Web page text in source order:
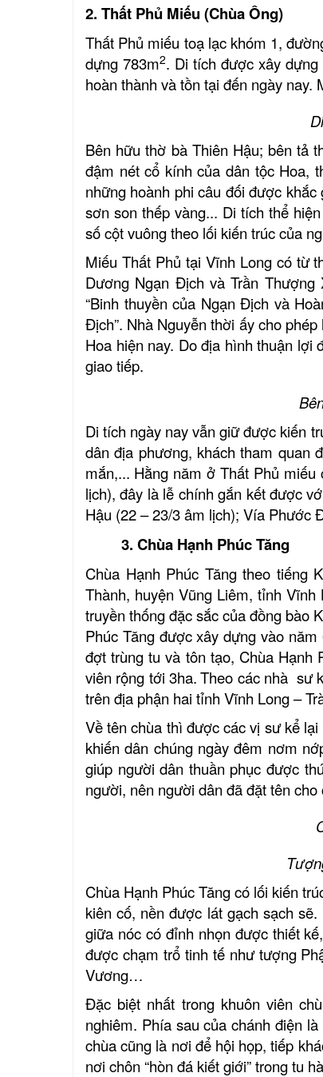
2. Thất Phủ Miếu (Chùa Ông)
Thất Phủ miếu toạ lạc khóm 1,
dựng 783m2. Di tích được xây
hoàn thành và tồn tại đến ngày
Bên hữu thờ bà Thiên Hậu; bên tả
đậm nét cổ kính của dân tộc Hoa,
những hoành phi câu đối được
sơn son thếp vàng... Di tích thể
số cột vuông theo lối kiến trúc của
Miếu Thất Phủ tại Vĩnh Long có từ
Dương Ngạn Địch và Trần
“Binh thuyền của Ngạn Địch và
Địch”. Nhà Nguyễn thời ấy cho
Hoa hiện nay. Do địa hình thuận
giao tiếp.
Di tích ngày nay vẫn giữ được kiến
dân địa phương, khách tham quan
mắn,... Hằng năm ở Thất Phủ
lịch), đây là lễ chính gắn kết được
Hậu (22 – 23/3 âm lịch); Vía Phước
3. Chùa Hạnh Phúc Tăng
Chùa Hạnh Phúc Tăng theo tiếng
Thành, huyện Vũng Liêm, tỉnh
truyền thống đặc sắc của đồng bào
Phúc Tăng được xây dựng vào
đợt trùng tu và tôn tạo, Chùa Hạnh
viên rộng tới 3ha. Theo các nhà sư
trên địa phận hai tỉnh Vĩnh Long –
Về tên chùa thì được các vị sư kể
khiến dân chúng ngày đêm nơm
giúp người dân thuần phục được
người, nên người dân đã đặt tên cho
Chùa Hạnh Phúc Tăng có lối kiến
kiên cố, nền được lát gạch sạch
giữa nóc có đỉnh nhọn được thiết
được chạm trổ tinh tế như tượng
Vương…
Đặc biệt nhất trong khuôn viên
nghiêm. Phía sau của chánh điện
chùa cũng là nơi để hội họp, tiếp
nơi chôn “hòn đá kiết giới” trong tu